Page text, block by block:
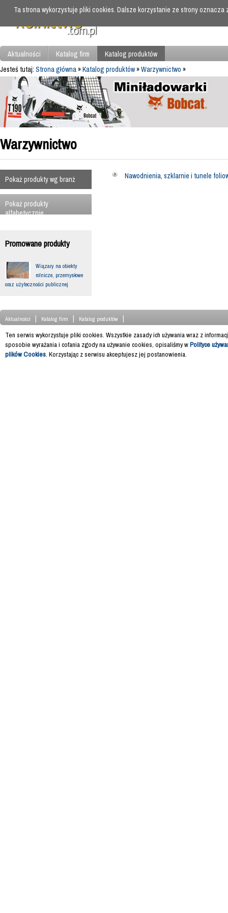
Aktualności Katalog firm
Katalog produktów
Jesteś tutaj: Strona główna»Katalog produktów»Warzywnictwo »
Warzywnictwo
Pokaż produkty wg branż
Pokaż produkty
alfabetycznie
Promowane produkty
Wiązary na obiekty
rolnicze, przemysłowe
oraz użyteczności publicznej
Nawodnienia, szklarnie i tunele
Aktualności | Katalog firm | Katalog produktów
|
Ten serwis wykorzystuje pliki cookies. Wszystkie zasady ich używania wraz z
sposobie wyrażania i cofania zgody na używanie cookies, opisaliśmy wPolityce
plików Cookies. Korzystając z serwisu akceptujesz jej postanowienia.
Ta strona wykorzystuje pliki cookies. Dalsze korzystanie ze strony